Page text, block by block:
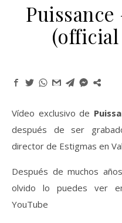
Vídeo exclusivo de
después de ser
director de Estigmas en
Después de muchos
olvido lo puedes ver
YouTube